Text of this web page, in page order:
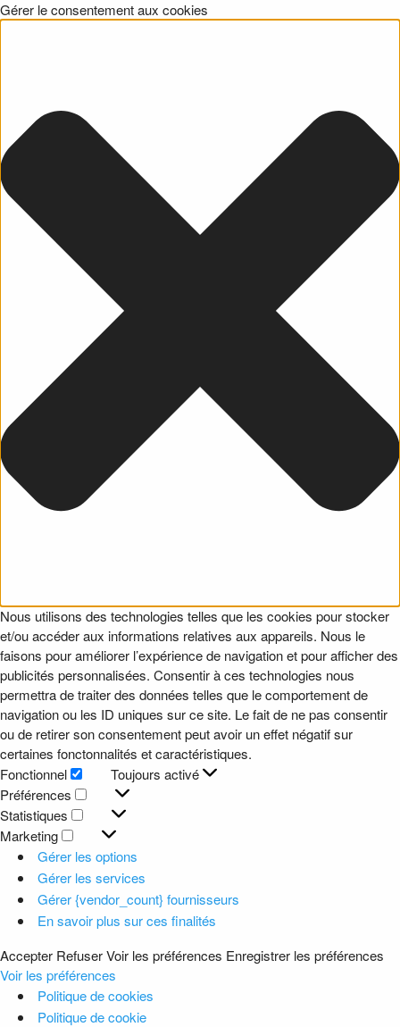
Gérer le consentement aux cookies
Nous utilisons des technologies telles que les cookies pour stocker
et/ou accéder aux informations relatives aux appareils. Nous le
faisons pour améliorer l’expérience de navigation et pour afficher des
publicités personnalisées. Consentir à ces technologies nous
permettra de traiter des données telles que le comportement de
navigation ou les ID uniques sur ce site. Le fait de ne pas consentir
ou de retirer son consentement peut avoir un effet négatif sur
certaines fonctonnalités et caractéristiques.
Fonctionnel
Fonctionnel
Toujours activé
Préférences
Préférences
Statistiques
Statistiques
Marketing
Marketing
Gérer les options
Gérer les services
Gérer {vendor_count} fournisseurs
En savoir plus sur ces finalités
Accepter RefuserVoir les préférences Enregistrer les préférences
Voir les préférences
Politique de cookies
Politique de cookie